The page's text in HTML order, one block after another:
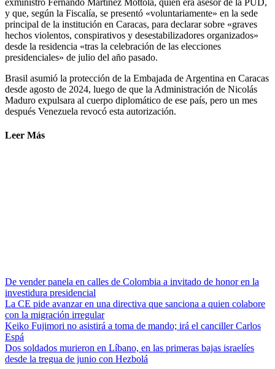
y que, según la Fiscalía, se presentó «voluntariamente» en la sede
principal de la institución en Caracas, para declarar sobre «graves
hechos violentos, conspirativos y desestabilizadores organizados»
desde la residencia «tras la celebración de las elecciones
presidenciales» de julio del año pasado.
Brasil asumió la protección de la Embajada de Argentina en Caracas
desde agosto de 2024, luego de que la Administración de Nicolás
Maduro expulsara al cuerpo diplomático de ese país, pero un mes
después Venezuela revocó esta autorización.
Leer Más
De vender panela en calles de Colombia a invitado de honor en la
investidura presidencial
La CE pide avanzar en una directiva que sanciona a quien colabore
con la migración irregular
Keiko Fujimori no asistirá a toma de mando; irá el canciller Carlos
Espá
Dos soldados murieron en Líbano, en las primeras bajas israelíes
desde la tregua de junio con Hezbolá